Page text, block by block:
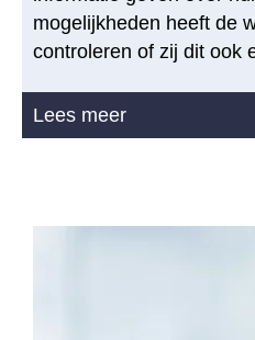
mogelijkheden heeft de
controleren of zij dit ook
Lees meer